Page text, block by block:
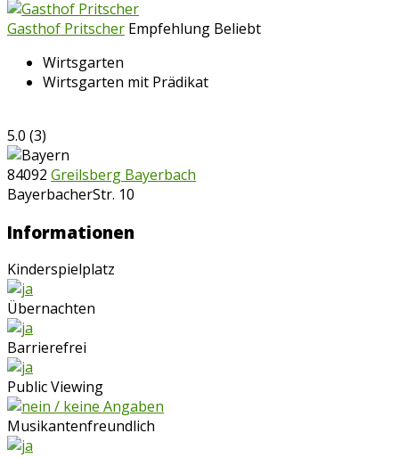
Gasthof Pritscher Empfehlung Beliebt
Wirtsgarten
Wirtsgarten mit Prädikat
5.0 (3)
84092 Greilsberg Bayerbach
BayerbacherStr. 10
Informationen
Kinderspielplatz
Übernachten
Barrierefrei
Public Viewing
Musikantenfreundlich